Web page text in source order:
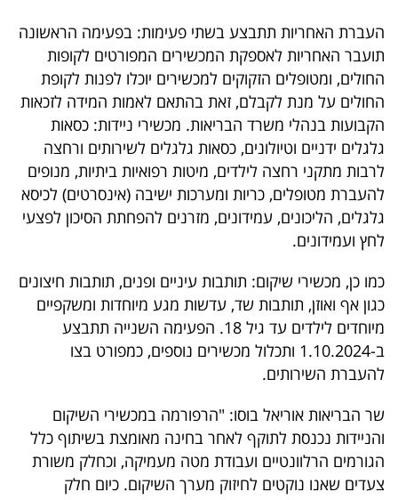
שיתופי
פעולה
דרושים
ניוזלטרים
מייל
אדום
פרסמו
באייס
עקבו
אחרינו:
העברת האחריות תתבצע בשתי פעימות: בפעימה הראשונה
תועבר האחריות לאספקת המכשירים המפורטים לקופות
החולים, ומטופלים הזקוקים למכשירים יוכלו לפנות לקופת
החולים על מנת לקבלם, זאת בהתאם לאמות המידה לזכאות
הקבועות בנהלי משרד הבריאות. מכשירי ניידות: כסאות
גלגלים ידניים וטיולונים, כסאות גלגלים לשירותים ורחצה
לרבות מתקני רחצה לילדים, מיטות רפואיות ביתיות, מנופים
להעברת מטופלים, כריות ומערכות ישיבה (אינסרטים) לכיסא
גלגלים, הליכונים, עמידונים, מזרנים להפחתת הסיכון לפצעי
לחץ ועמידונים.
כמו כן, מכשירי שיקום: תותבות עיניים ופנים, תותבות חיצונים
כגון אף ואוזן, תותבות שד, עדשות מגע מיוחדות ומשקפיים
מיוחדים לילדים עד גיל 18. הפעימה השנייה תתבצע
ב-1.10.2024 ותכלול מכשירים נוספים, כמפורט בצו
להעברת השירותים.
שר הבריאות אוריאל בוסו: "הרפורמה במכשירי השיקום
והניידות נכנסת לתוקף לאחר בחינה מאומצת בשיתוף כלל
הגורמים הרלוונטיים ועבודת מטה מעמיקה, וכחלק משורת
צעדים שאנו נוקטים לחיזוק מערך השיקום. כיום חלק